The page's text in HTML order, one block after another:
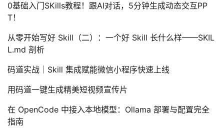
0基础入门SKills教程！跟AI对话，5分钟生成动态交互PP
T！
从零开始写好 Skill（二）：一个好 Skill 长什么样——SKIL
L.md 剖析
码道实战｜Skill 集成赋能微信小程序快速上线
用码道一键生成精美短视频宣传片
在 OpenCode 中接入本地模型：Ollama 部署与配置完全
指南